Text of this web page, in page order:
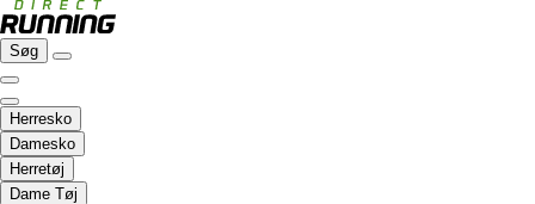
Søg
Herresko
Damesko
Herretøj
Dame Tøj